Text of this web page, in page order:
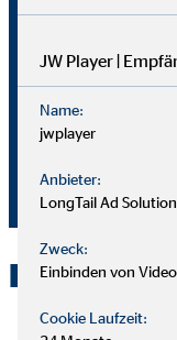
01309 Dresden
+49 0341
Kontakt zu
JW Player |
Name:
jwplayer
Anbieter:
LongTail Ad
Zweck:
Einbinden von
Cookie Laufzeit: